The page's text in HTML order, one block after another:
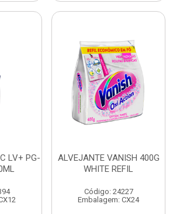
LV+ PG-
ALVEJANTE VANISH 400G
WHITE REFIL
Código: 24227
Embalagem: CX24